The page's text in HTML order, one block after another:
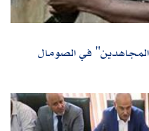
في الصومال